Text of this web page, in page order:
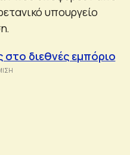
υπουργείο
στο διεθνές εμπόριο